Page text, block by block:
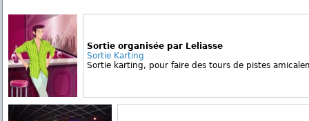
Sortie organisée par Leliasse
Sortie Karting
Sortie karting, pour faire des tours de pistes